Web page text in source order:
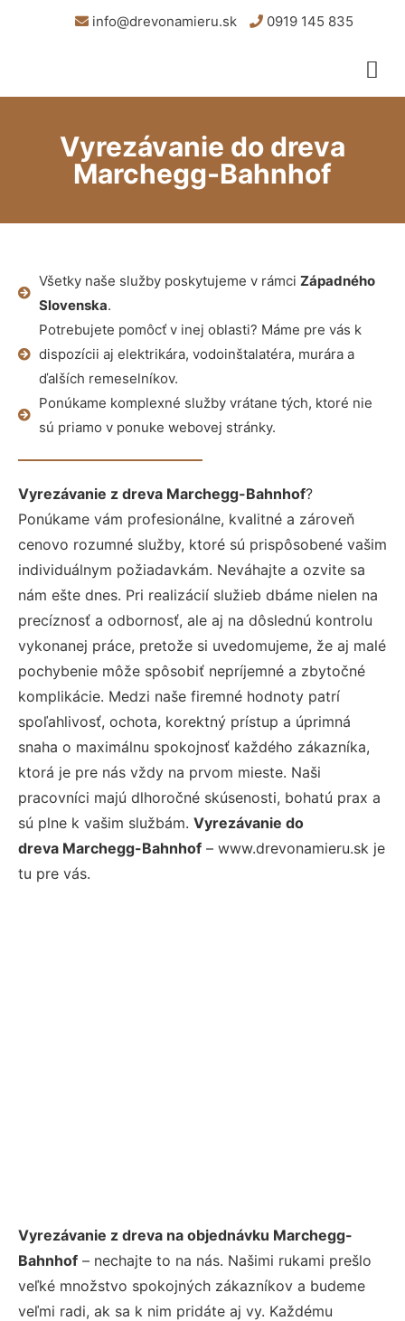
info@drevonamieru.sk 0919 145 835
Vyrezávanie do dreva
Marchegg-Bahnhof
Všetky naše služby poskytujeme v rámci Západného
Slovenska.
Potrebujete pomôcť v inej oblasti? Máme pre vás k
dispozícii aj elektrikára, vodoinštalatéra, murára a
ďalších remeselníkov.
Ponúkame komplexné služby vrátane tých, ktoré nie
sú priamo v ponuke webovej stránky.
Vyrezávanie z dreva Marchegg-Bahnhof?
Ponúkame vám profesionálne, kvalitné a zároveň
cenovo rozumné služby, ktoré sú prispôsobené vašim
individuálnym požiadavkám. Neváhajte a ozvite sa
nám ešte dnes. Pri realizácií služieb dbáme nielen na
precíznosť a odbornosť, ale aj na dôslednú kontrolu
vykonanej práce, pretože si uvedomujeme, že aj malé
pochybenie môže spôsobiť nepríjemné a zbytočné
komplikácie. Medzi naše firemné hodnoty patrí
spoľahlivosť, ochota, korektný prístup a úprimná
snaha o maximálnu spokojnosť každého zákazníka,
ktorá je pre nás vždy na prvom mieste. Naši
pracovníci majú dlhoročné skúsenosti, bohatú prax a
sú plne k vašim službám. Vyrezávanie do
dreva Marchegg-Bahnhof – www.drevonamieru.sk je
tu pre vás.
Vyrezávanie z dreva na objednávku Marchegg-
Bahnhof – nechajte to na nás. Našimi rukami prešlo
veľké množstvo spokojných zákazníkov a budeme
veľmi radi, ak sa k nim pridáte aj vy. Každému